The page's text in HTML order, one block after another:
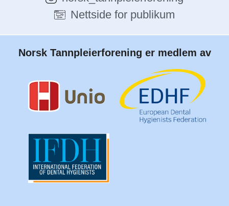
Nettside for publikum
Norsk Tannpleierforening er medlem av